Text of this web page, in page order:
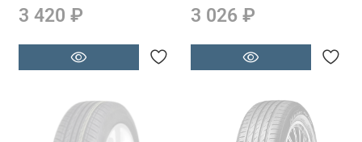
3 420 ₽ 3 026 ₽